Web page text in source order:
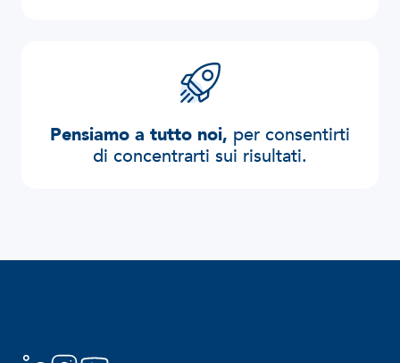
Pensiamo a tutto noi, per consentirti
di concentrarti sui risultati.